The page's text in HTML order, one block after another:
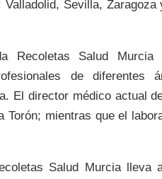
Valladolid, Sevilla,
Recoletas Salud Murcia
de diferentes
El director médico actual
Torón; mientras que el
Salud Murcia lleva